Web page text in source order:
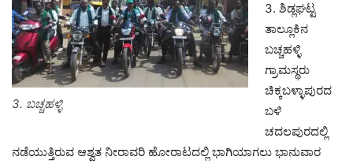
3. ಬಚ್ಚಹಳ್ಳಿ
3. ಶಿಡ್ಲಘಟ್ಟ
ತಾಲ್ಲೂಕಿನ
ಬಚ್ಚಹಳ್ಳಿ
ಗ್ರಾಮಸ್ಥರು
ಚಿಕ್ಕಬಳ್ಳಾಪುರದ
ಬಳಿ
ಚದಲಪುರದಲ್ಲಿ
ನಡೆಯುತ್ತಿರುವ ಆಶ್ವತ ನೀರಾವರಿ ಹೋರಾಟದಲ್ಲಿ ಭಾಗಿಯಾಗಲು ಭಾನುವಾರ